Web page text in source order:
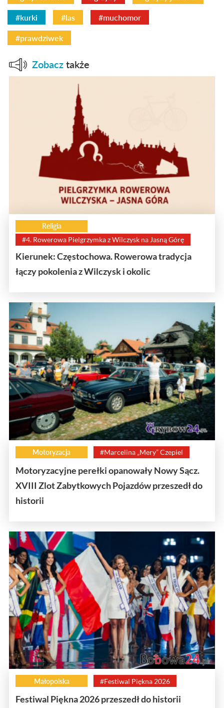
#kurki #las #muchomor
#prawdziwek
Zobacz także
Religia
#4. Rowerowa Pielgrzymka z Wilczysk na Jasną Górę
Kierunek: Częstochowa. Rowerowa tradycja
łączy pokolenia z Wilczysk i okolic
Motoryzacja #Marcelina „Mery” Czepiel
Motoryzacyjne perełki opanowały Nowy Sącz.
XVIII Zlot Zabytkowych Pojazdów przeszedł do
historii
Małopolska #Festiwal Piękna 2026
Festiwal Piękna 2026 przeszedł do historii